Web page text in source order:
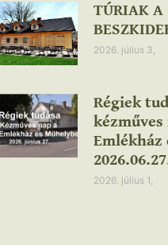
TÚRIAK A
2026. július 3,
Régiek
kézműves
Emlékház
2026. július 1,